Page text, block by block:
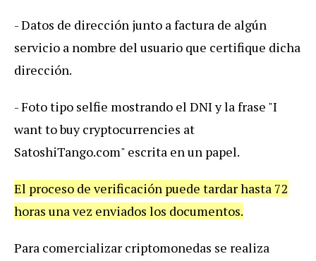
- Datos de dirección junto a factura de algún
servicio a nombre del usuario que certifique dicha
dirección.
- Foto tipo selfie mostrando el DNI y la frase "I
want to buy cryptocurrencies at
SatoshiTango.com" escrita en un papel.
El proceso de verificación puede tardar hasta 72
horas una vez enviados los documentos.
Para comercializar criptomonedas se realiza